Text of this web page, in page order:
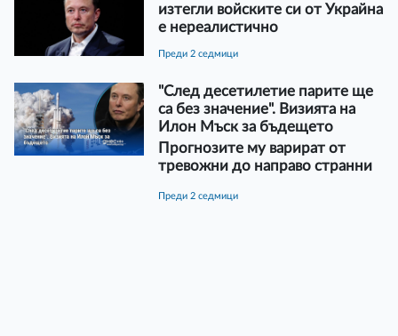
изтегли войските си от Украйна
е нереалистично
преди 2 седмици
"След десетилетие парите ще
са без значение". Визията на
Илон Мъск за бъдещето
Прогнозите му варират от
тревожни до направо странни
преди 2 седмици